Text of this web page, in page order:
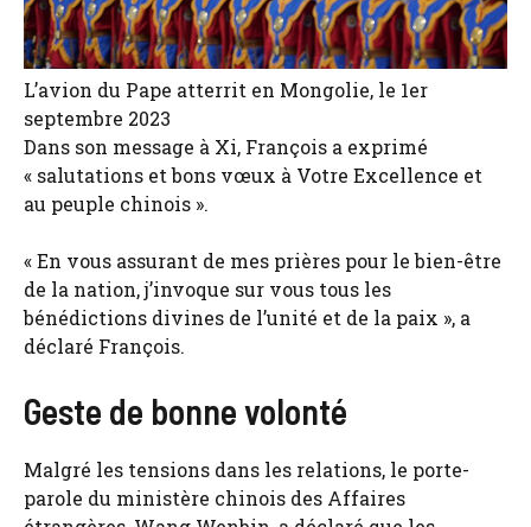
L’avion du Pape atterrit en Mongolie, le 1er
septembre 2023
Dans son message à Xi, François a exprimé
« salutations et bons vœux à Votre Excellence et
au peuple chinois ».
« En vous assurant de mes prières pour le bien-être
de la nation, j’invoque sur vous tous les
bénédictions divines de l’unité et de la paix », a
déclaré François.
Geste de bonne volonté
Malgré les tensions dans les relations, le porte-
parole du ministère chinois des Affaires